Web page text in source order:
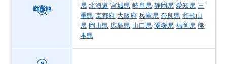
勤務地
県 北海道 宮城県 岐阜県 静岡県 愛知県 三
重県 京都府 大阪府 兵庫県 奈良県 和歌山
県 岡山県 広島県 山口県 愛媛県 福岡県 熊
本県